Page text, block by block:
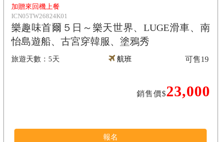
加贈來回機上餐
ICN05TW26824K01
樂趣味首爾５日～樂天世界、LUGE滑車、南
怡島遊船、古宮穿韓服、塗鴉秀
5天 航班
銷售價$23,000
可售19
報名